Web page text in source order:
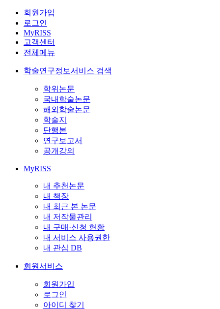
회원가입
로그인
MyRISS
고객센터
전체메뉴
학술연구정보서비스 검색
학위논문
국내학술논문
해외학술논문
학술지
단행본
연구보고서
공개강의
MyRISS
내 추천논문
내 책장
내 최근 본 논문
내 저작물관리
내 구매·신청 현황
내 서비스 사용권한
내 관심 DB
회원서비스
회원가입
로그인
아이디 찾기